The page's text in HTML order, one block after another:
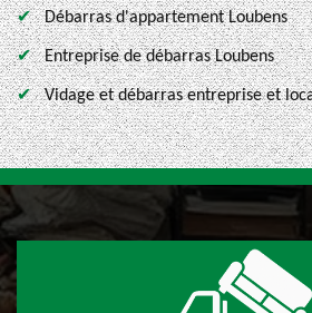
Débarras d'appartement Loubens
Entreprise de débarras Loubens
Vidage et débarras entreprise et